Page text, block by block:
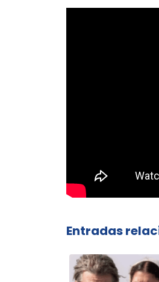
Entradas